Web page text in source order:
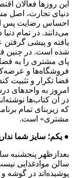
این روزها فعالان
دنیای تجارت، اصل
احساس رضایت پس از
می‌دانند. در تمام
یافته و پیشی گرفتن
شده است. در چنین
پای مشتری را به
فروشگاه‌ها و
فضا تکرار و تثبیت
امروز به واحدهای
در آن کتاب‌ها
که زیربنای تمام
مشتری» است.
● یکم؛ سایز شما
بعدازظهر پنجشنبه
سالن موادغذایی
پوشیده‌اند در گوشه